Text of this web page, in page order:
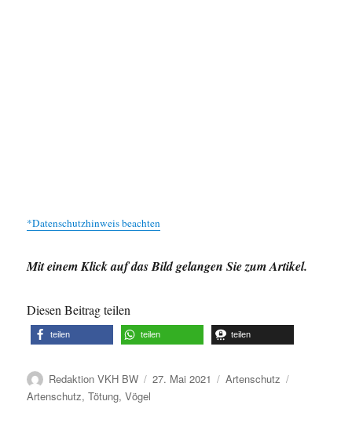
*Datenschutzhinweis beachten
Mit einem Klick auf das Bild gelangen Sie zum Artikel.
Diesen Beitrag teilen
teilen teilen teilen
Autor
Redaktion VKH BW
Veröffentlicht
27. Mai 2021 Kategorien
Artenschutz
Artenschutz,Tötung,Vögel